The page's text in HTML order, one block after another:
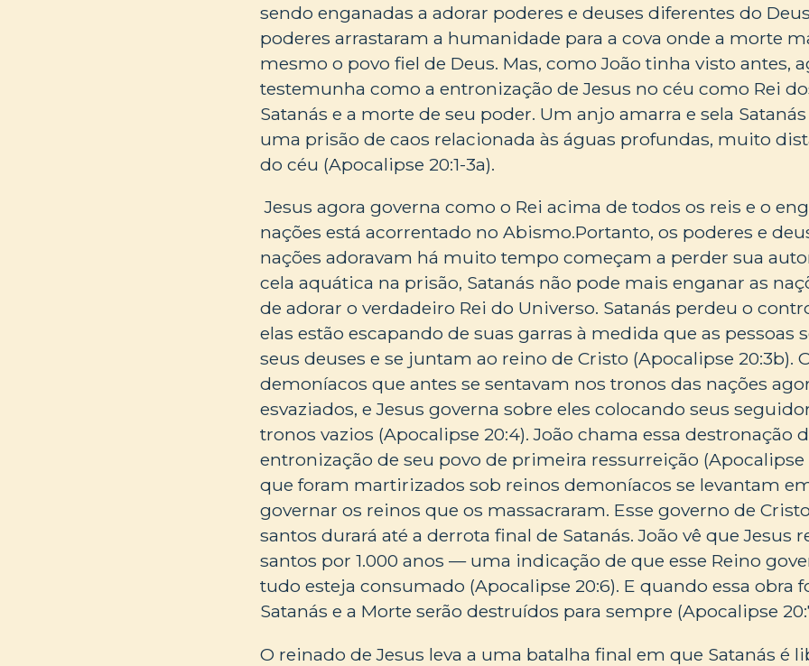
sendo enganadas a adorar poderes e deuses diferentes do
poderes arrastaram a humanidade para a cova onde a morte
mesmo o povo fiel de Deus. Mas, como João tinha visto antes,
testemunha como a entronização de Jesus no céu como Rei
Satanás e a morte de seu poder. Um anjo amarra e sela
uma prisão de caos relacionada às águas profundas, muito
do céu (Apocalipse 20:1-3a).
Jesus agora governa como o Rei acima de todos os reis e o
nações está acorrentado no Abismo.Portanto, os poderes e
nações adoravam há muito tempo começam a perder sua
cela aquática na prisão, Satanás não pode mais enganar as
de adorar o verdadeiro Rei do Universo. Satanás perdeu o
elas estão escapando de suas garras à medida que as pessoas
seus deuses e se juntam ao reino de Cristo (Apocalipse 20:3b).
demoníacos que antes se sentavam nos tronos das nações
esvaziados, e Jesus governa sobre eles colocando seus
tronos vazios (Apocalipse 20:4). João chama essa destronação
entronização de seu povo de primeira ressurreição (Apocalipse
que foram martirizados sob reinos demoníacos se levantam
governar os reinos que os massacraram. Esse governo de
santos durará até a derrota final de Satanás. João vê que Jesus
santos por 1.000 anos — uma indicação de que esse Reino
tudo esteja consumado (Apocalipse 20:6). E quando essa obra
Satanás e a Morte serão destruídos para sempre (Apocalipse
O reinado de Jesus leva a uma batalha final em que Satanás é